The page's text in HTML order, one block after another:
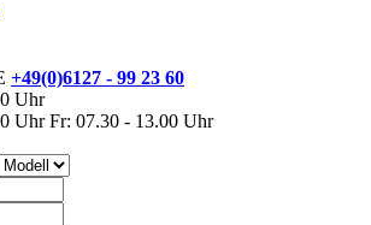
+49(0)6127 - 99 23 60
Uhr
Uhr Fr: 07.30 - 13.00 Uhr